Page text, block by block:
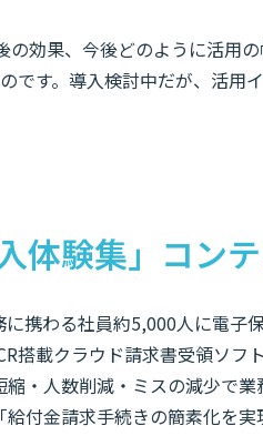
の効果、今後どのように活用
す。導入検討中だが、活用
体験集」コン
携わる社員約5,000人に電子
搭載クラウド請求書受領ソフ
・人数削減・ミスの減少で業
付金請求手続きの簡素化を実